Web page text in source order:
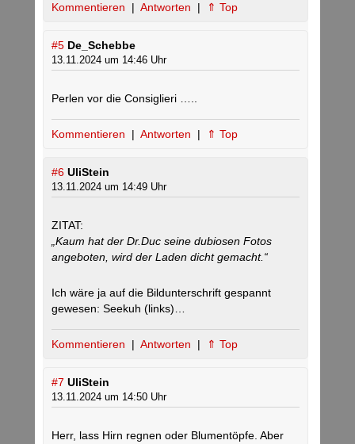
Kommentieren | Antworten | ⇑ Top
#5 De_Schebbe
13.11.2024 um 14:46 Uhr
Perlen vor die Consiglieri …..
Kommentieren | Antworten | ⇑ Top
#6 UliStein
13.11.2024 um 14:49 Uhr
ZITAT:
„Kaum hat der Dr.Duc seine dubiosen Fotos
angeboten, wird der Laden dicht gemacht.“
Ich wäre ja auf die Bildunterschrift gespannt
gewesen: Seekuh (links)…
Kommentieren | Antworten | ⇑ Top
#7 UliStein
13.11.2024 um 14:50 Uhr
Herr, lass Hirn regnen oder Blumentöpfe. Aber